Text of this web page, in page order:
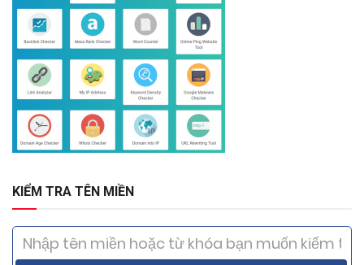
KIỂM TRA TÊN MIỀN